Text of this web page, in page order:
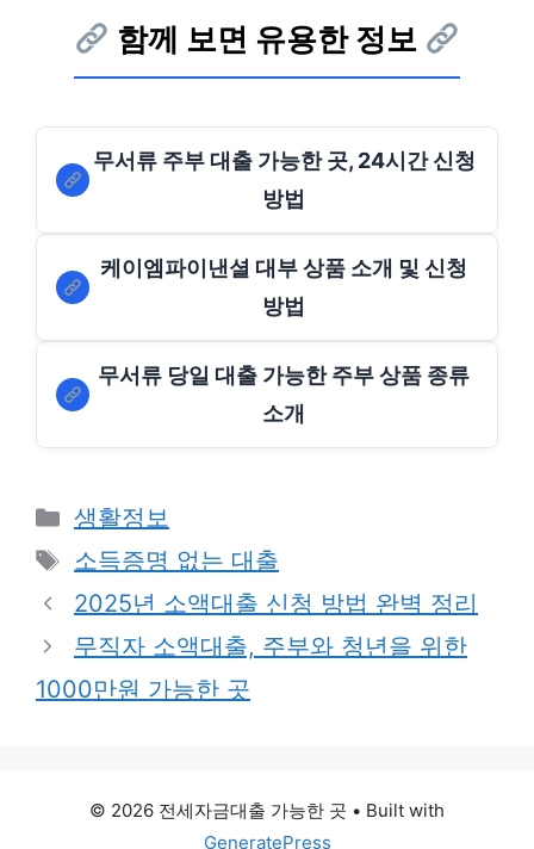
함께 보면 유용한 정보
무서류 주부 대출 가능한 곳, 24시간 신청
방법
케이엠파이낸셜 대부 상품 소개 및 신청
방법
무서류 당일 대출 가능한 주부 상품 종류
소개
Categories
생활정보
Tags
소득증명 없는 대출
2025년 소액대출 신청 방법 완벽 정리
무직자 소액대출, 주부와 청년을 위한
1000만원 가능한 곳
© 2026 전세자금대출 가능한 곳 • Built with
GeneratePress